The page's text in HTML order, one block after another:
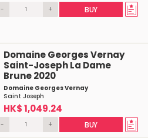
- + BUY
Domaine Georges Vernay
Saint-Joseph La Dame
Brune 2020
Domaine Georges Vernay
Saint Joseph
HK$ 1,049.24
- + BUY